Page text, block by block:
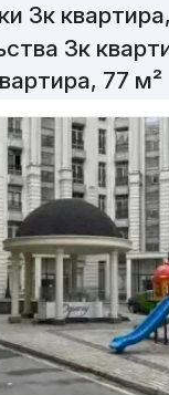
3к
3к
77 м²